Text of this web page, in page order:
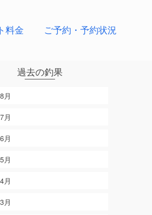
料金 ご予約・予約状況
過去の釣果
月
月
月
月
月
月